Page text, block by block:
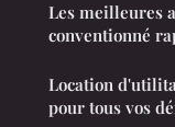
Les meilleures
conventionné
Location
pour tous vos